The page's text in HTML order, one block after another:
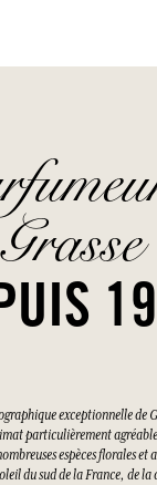
Grasse
exceptionnelle de
particulièrement
espèces florales et
du sud de la France, de la